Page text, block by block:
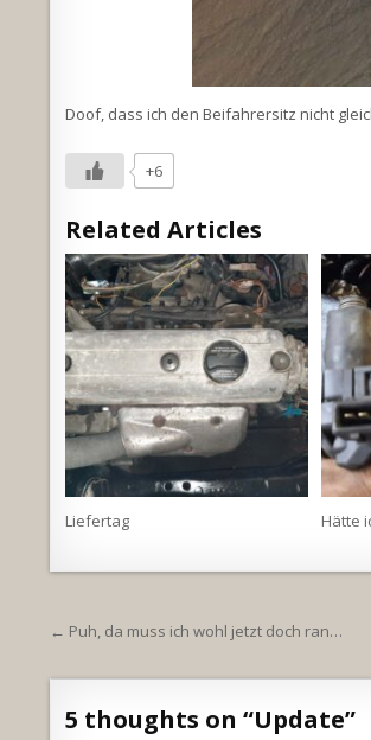
Doof, dass ich den Beifahrersitz nicht
+6
Related Articles
Liefertag Hätte
Beitragsnavigation
← Puh, da muss ich wohl jetzt doch ran…
5 thoughts on “Update”